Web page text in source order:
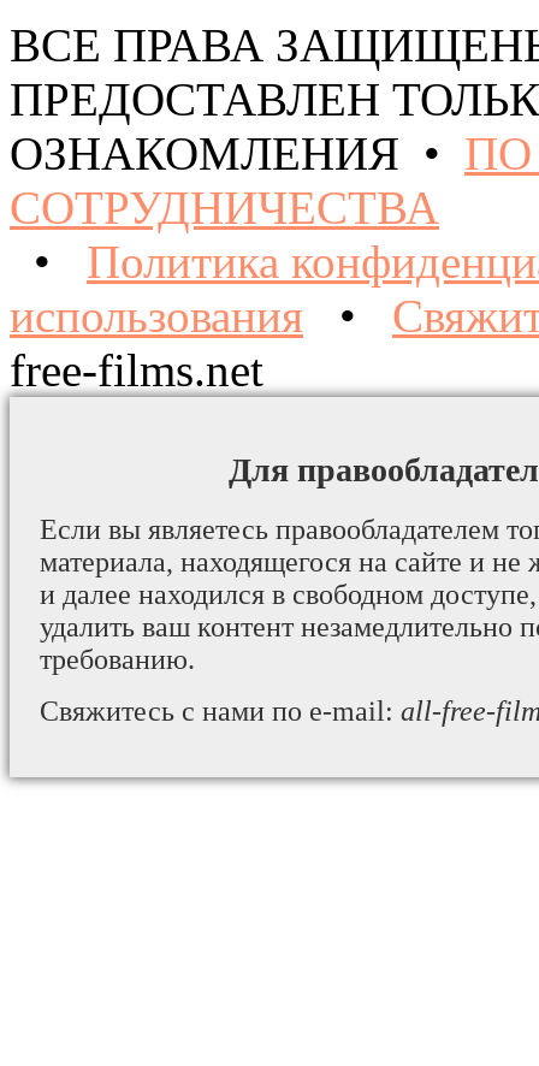
ВСЕ ПРАВА
ПРЕДОСТАВЛЕН
ОЗНАКОМЛЕНИЯ •
СОТРУДНИЧЕСТВА
• Политика
использования •
free-films.net
Для
Если вы являетесь правообладателем
материала, находящегося на сайте и не
и далее находился в свободном
удалить ваш контент незамедлительно
требованию.
Свяжитесь с нами по e-mail: all-free-